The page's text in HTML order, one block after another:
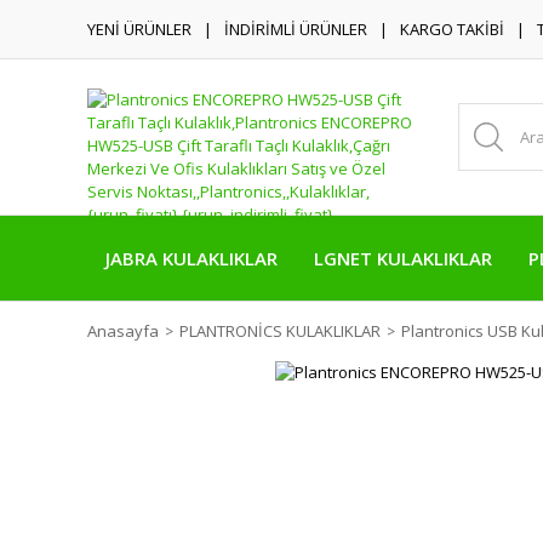
YENİ ÜRÜNLER İNDİRİMLİ ÜRÜNLER KARGO TAKİBİ
JABRA KULAKLIKLAR LGNET KULAKLIKLAR
Anasayfa PLANTRONİCS KULAKLIKLAR Plantronics USB